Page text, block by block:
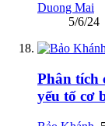
Duong Mai
5/6/24
Phân tích
yếu tố cơ